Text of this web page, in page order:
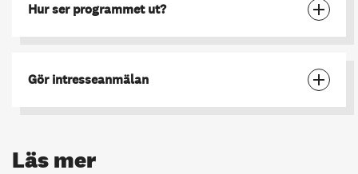
Hur ser programmet ut?
Gör intresseanmälan
Läs mer